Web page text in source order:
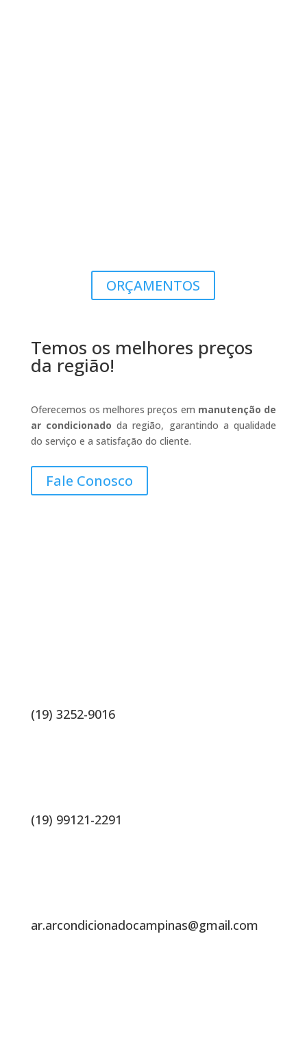
ORÇAMENTOS
Temos os melhores preços
da região!
Oferecemos os melhores preços em manutenção de
ar condicionado da região, garantindo a qualidade
do serviço e a satisfação do cliente.
Fale Conosco
(19) 3252-9016
(19) 99121-2291
ar.arcondicionadocampinas@gmail.com